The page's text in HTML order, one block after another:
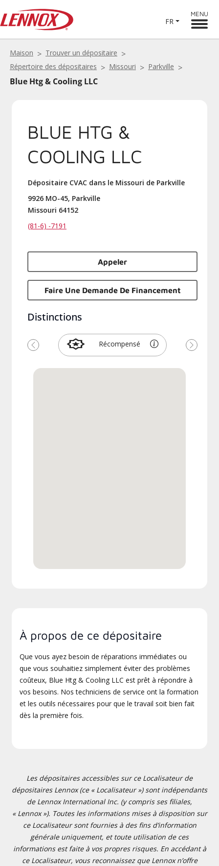
FR
MENU
Maison
Trouver un dépositaire
Répertoire des dépositaires
Missouri Parkville
Blue Htg & Cooling LLC
BLUE HTG &
COOLING LLC
Dépositaire CVAC dans le Missouri de Parkville
9926 MO-45, Parkville
Missouri 64152
(81-6) -7191
Appeler
Faire Une Demande De Financement
Distinctions
Récompensé
Précédent Suivant
À propos de ce dépositaire
Que vous ayez besoin de réparations immédiates ou
que vous souhaitiez simplement éviter des problèmes
coûteux, Blue Htg & Cooling LLC est prêt à répondre à
vos besoins. Nos techniciens de service ont la formation
et les outils nécessaires pour que le travail soit bien fait
dès la première fois.
Les dépositaires accessibles sur ce Localisateur de
dépositaires Lennox (ce « Localisateur ») sont indépendants
de Lennox International Inc. (y compris ses filiales,
« Lennox »). Toutes les informations mises à disposition sur
ce Localisateur sont fournies à des fins d’information
générale uniquement, et toute utilisation de ces
informations est faite à vos propres risques. En accédant à
ce Localisateur, vous reconnaissez que Lennox n’offre